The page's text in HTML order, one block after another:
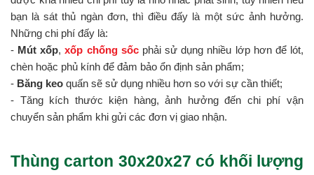
bạn là sát thủ ngàn đơn, thì điều đấy là một sức ảnh hưởng.
Những chi phí đấy là:
- Mút xốp,xốp chống sốcphải sử dụng nhiều lớp hơn để lót,
chèn hoặc phủ kính để đảm bảo ổn định sản phẩm;
- Băng keo quấn sẽ sử dụng nhiều hơn so với sự cần thiết;
- Tăng kích thước kiện hàng, ảnh hưởng đến chi phí vận
chuyển sản phẩm khi gửi các đơn vị giao nhận.
Thùng carton 30x20x27 có khối lượng